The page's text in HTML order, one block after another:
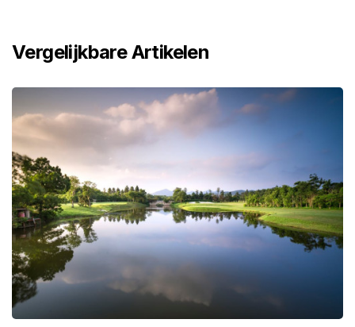
Vergelijkbare Artikelen